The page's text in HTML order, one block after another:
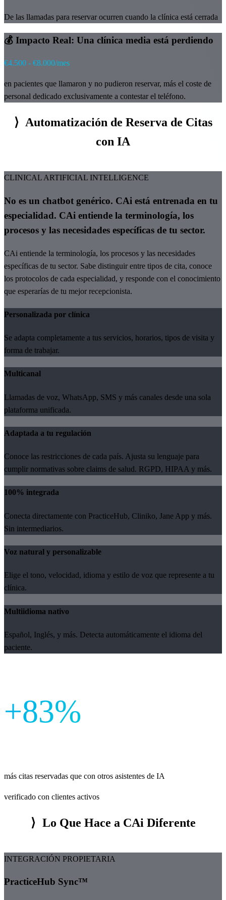
De las llamadas para reservar ocurren cuando la clínica está cerrada
💰 Impacto Real: Una clínica media está perdiendo
€4.500 - €8.000/mes
en pacientes que llamaron y no pudieron reservar, más el coste de
personal dedicado exclusivamente a contestar el teléfono.
⟩ Automatización de Reserva de Citas
con IA
CLINICAL ARTIFICIAL INTELLIGENCE
No es un chatbot genérico. CAi está entrenada en tu
especialidad. CAi entiende la terminología, los
procesos y las necesidades específicas de tu sector.
CAi entiende la terminología, los procesos y las necesidades
específicas de tu sector. Sabe distinguir entre tipos de cita, conoce
los protocolos de cada especialidad, y responde con el conocimiento
que esperarías de tu mejor recepcionista.
Personalizada por clínica
Se adapta completamente a tus servicios, horarios, tipos de visita y
forma de trabajar.
Multicanal
Llamadas de voz, WhatsApp, SMS y más canales desde una sola
plataforma unificada.
Adaptada a tu regulación
Conoce las restricciones de cada país. Ajusta su lenguaje para
cumplir normativas sobre claims de salud. RGPD, HIPAA y más.
100% integrada
Conecta directamente con PracticeHub, Cliniko, Jane App y más.
Sin intermediarios.
Voz natural y personalizable
Elige el tono, velocidad, idioma y estilo de voz que represente a tu
clínica.
Multiidioma nativo
Español, Inglés, y más. Detecta automáticamente el idioma del
paciente.
+83%
más citas reservadas que con otros asistentes de IA
verificado con clientes activos
⟩ Lo Que Hace a CAi Diferente
INTEGRACIÓN PROPIETARIA
PracticeHub Sync™